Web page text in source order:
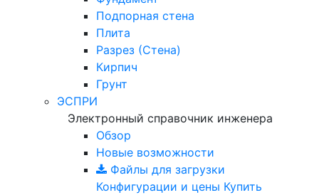
Подпорная стена
Плита
Разрез (Стена)
Кирпич
Грунт
ЭСПРИ
Электронный справочник инженера
Обзор
Новые возможности
Файлы для загрузки
Конфигурации и цены Купить